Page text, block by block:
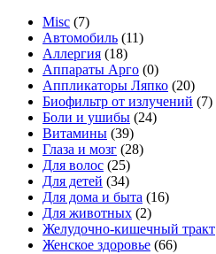
Misc (7)
Автомобиль (11)
Аллергия (18)
Аппараты Арго (0)
Аппликаторы Ляпко (20)
Биофильтр от излучений (7)
Боли и ушибы (24)
Витамины (39)
Глаза и мозг (28)
Для волос (25)
Для детей (34)
Для дома и быта (16)
Для животных (2)
Желудочно-кишечный тракт
Женское здоровье (66)